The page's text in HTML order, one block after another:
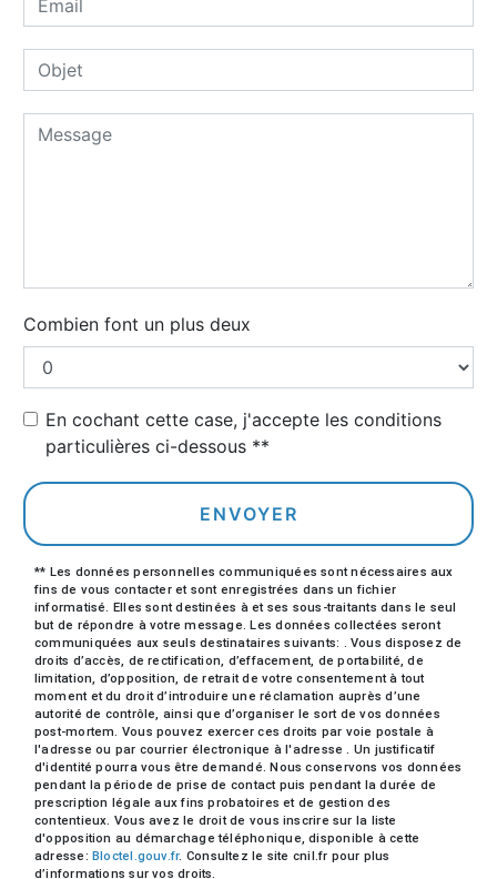
Combien font un plus deux
En cochant cette case, j'accepte les conditions
particulières ci-dessous **
ENVOYER
** Les données personnelles communiquées sont nécessaires aux
fins de vous contacter et sont enregistrées dans un fichier
informatisé. Elles sont destinées à et ses sous-traitants dans le seul
but de répondre à votre message. Les données collectées seront
communiquées aux seuls destinataires suivants: . Vous disposez de
droits d’accès, de rectification, d’effacement, de portabilité, de
limitation, d’opposition, de retrait de votre consentement à tout
moment et du droit d’introduire une réclamation auprès d’une
autorité de contrôle, ainsi que d’organiser le sort de vos données
post-mortem. Vous pouvez exercer ces droits par voie postale à
l'adresse ou par courrier électronique à l'adresse . Un justificatif
d'identité pourra vous être demandé. Nous conservons vos données
pendant la période de prise de contact puis pendant la durée de
prescription légale aux fins probatoires et de gestion des
contentieux. Vous avez le droit de vous inscrire sur la liste
d'opposition au démarchage téléphonique, disponible à cette
adresse:Bloctel.gouv.fr. Consultez le site cnil.fr pour plus
d’informations sur vos droits.